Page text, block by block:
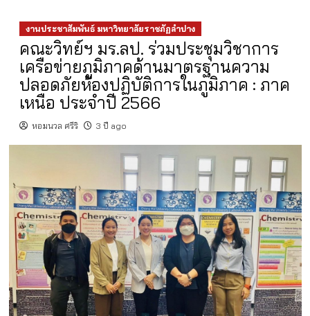
งานประชาสัมพันธ์ มหาวิทยาลัยราชภัฏลำปาง
คณะวิทย์ฯ มร.ลป. ร่วมประชุมวิชาการ
เครือข่ายภูมิภาคด้านมาตรฐานความ
ปลอดภัยห้องปฏิบัติการในภูมิภาค : ภาค
เหนือ ประจำปี 2566
หอมนวล ศรีริ 3 ปี ago